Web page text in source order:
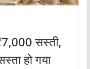
सस्ती,
हो गया